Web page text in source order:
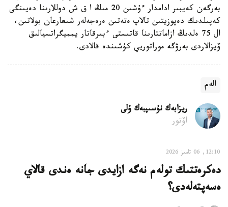
بەرگەن كەيبىر ادامدار ءۇشىن 20 مىڭ ا ق ش دوللارىنا دەيىنگى
كەپىلدىك دەپوزيتىن تالاپ ەتەتىن ەرەجەلەر شىعارعان بولاتىن،
ال 75 ەلدىڭ ازاماتتارىنا قاتىستى ءبىرقاتار يمميگراتسيالىق
ۆيزالاردى بەرۋگە موراتوريي كۇشىندە قالادى.
الەم
ريزابەك نۇسىپبەك ۇلى
اۆتور
12:10, 06 تامىز 2026
دەكرەتتىك تولەم نەگە ازايدى جانە ەندى قالاي
ەسەپتەلەدى؟